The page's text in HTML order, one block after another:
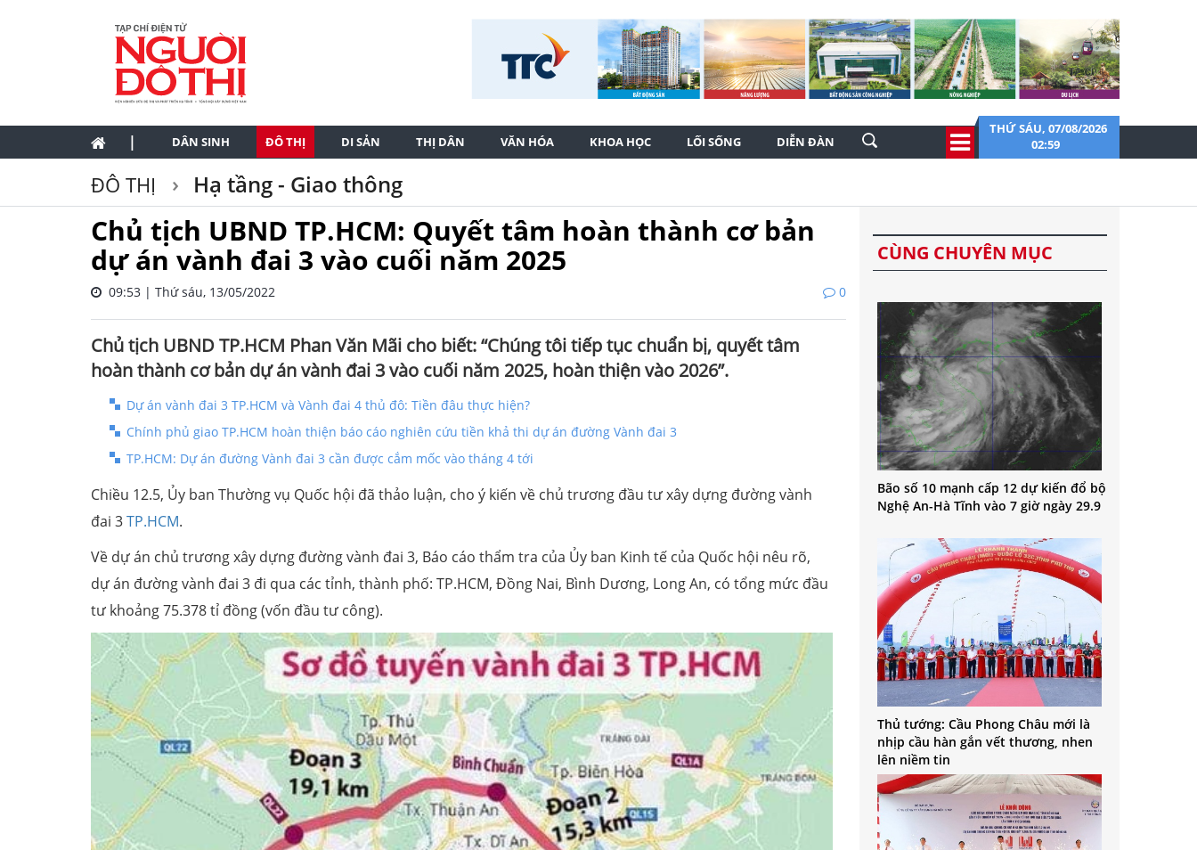
| DÂN SINH ĐÔ THỊ DI SẢN THỊ DÂN VĂN HÓA KHOA HỌC LỐI SỐNG DIỄN ĐÀN
THỨ SÁU, 07/08/2026
02:59
ĐÔ THỊ Hạ tầng - Giao thông
Chủ tịch UBND TP.HCM: Quyết tâm hoàn thành cơ bản
dự án vành đai 3 vào cuối năm 2025
09:53 | Thứ sáu, 13/05/2022 0
Chủ tịch UBND TP.HCM Phan Văn Mãi cho biết: “Chúng tôi tiếp tục chuẩn bị, quyết tâm
hoàn thành cơ bản dự án vành đai 3 vào cuối năm 2025, hoàn thiện vào 2026”.
Dự án vành đai 3 TP.HCM và Vành đai 4 thủ đô: Tiền đâu thực hiện?
Chính phủ giao TP.HCM hoàn thiện báo cáo nghiên cứu tiền khả thi dự án đường Vành đai 3
TP.HCM: Dự án đường Vành đai 3 cần được cắm mốc vào tháng 4 tới
Chiều 12.5, Ủy ban Thường vụ Quốc hội đã thảo luận, cho ý kiến về chủ trương đầu tư xây dựng đường vành
đai 3TP.HCM.
Về dự án chủ trương xây dựng đường vành đai 3, Báo cáo thẩm tra của Ủy ban Kinh tế của Quốc hội nêu rõ,
dự án đường vành đai 3 đi qua các tỉnh, thành phố: TP.HCM, Đồng Nai, Bình Dương, Long An, có tổng mức đầu
tư khoảng 75.378 tỉ đồng (vốn đầu tư công).
CÙNG CHUYÊN MỤC
Bão số 10 mạnh cấp 12 dự kiến đổ bộ
Nghệ An-Hà Tĩnh vào 7 giờ ngày 29.9
Thủ tướng: Cầu Phong Châu mới là
nhịp cầu hàn gắn vết thương, nhen
lên niềm tin